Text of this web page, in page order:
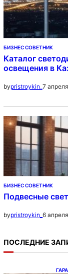
БИЗНЕС СОВЕТНИК
Каталог
освещения в
bypristroykin_ 7
БИЗНЕС СОВЕТНИК
Подвесные
bypristroykin_ 6
ПОСЛЕДНИЕ